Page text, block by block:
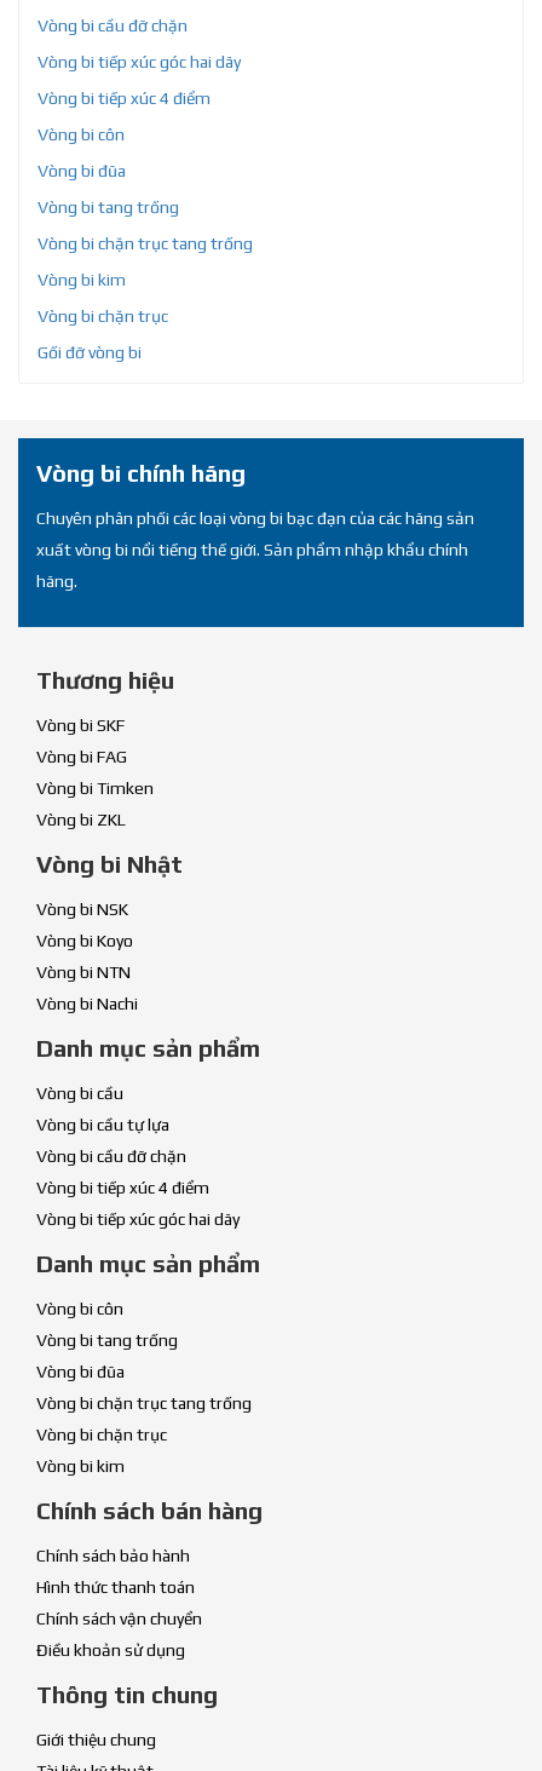
Vòng bi cầu đỡ chặn
Vòng bi tiếp xúc góc hai dãy
Vòng bi tiếp xúc 4 điểm
Vòng bi côn
Vòng bi đũa
Vòng bi tang trống
Vòng bi chặn trục tang trống
Vòng bi kim
Vòng bi chặn trục
Gối đỡ vòng bi
Vòng bi chính hãng
Chuyên phân phối các loại vòng bi bạc đạn của các hãng sản
xuất vòng bi nổi tiếng thế giới. Sản phẩm nhập khẩu chính
hãng.
Thương hiệu
Vòng bi SKF
Vòng bi FAG
Vòng bi Timken
Vòng bi ZKL
Vòng bi Nhật
Vòng bi NSK
Vòng bi Koyo
Vòng bi NTN
Vòng bi Nachi
Danh mục sản phẩm
Vòng bi cầu
Vòng bi cầu tự lựa
Vòng bi cầu đỡ chặn
Vòng bi tiếp xúc 4 điểm
Vòng bi tiếp xúc góc hai dãy
Danh mục sản phẩm
Vòng bi côn
Vòng bi tang trống
Vòng bi đũa
Vòng bi chặn trục tang trống
Vòng bi chặn trục
Vòng bi kim
Chính sách bán hàng
Chính sách bảo hành
Hình thức thanh toán
Chính sách vận chuyển
Điều khoản sử dụng
Thông tin chung
Giới thiệu chung